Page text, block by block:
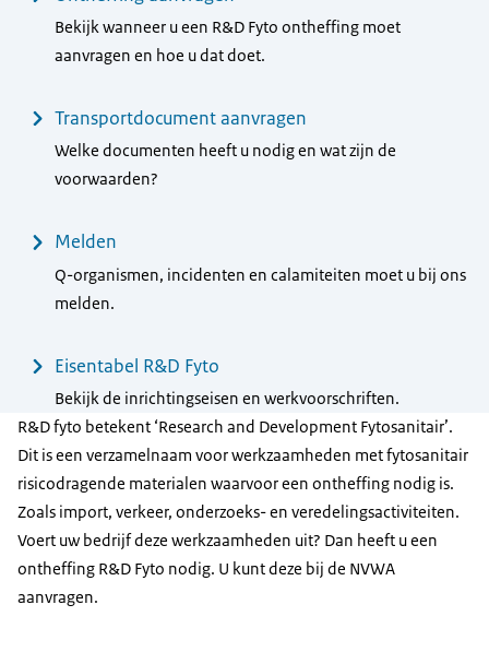
Bekijk wanneer u een R&D Fyto ontheffing moet
aanvragen en hoe u dat doet.
Transportdocument aanvragen
Welke documenten heeft u nodig en wat zijn de
voorwaarden?
Melden
Q-organismen, incidenten en calamiteiten moet u bij ons
melden.
Eisentabel R&D Fyto
Bekijk de inrichtingseisen en werkvoorschriften.
R&D fyto betekent ‘Research and Development Fytosanitair’.
Dit is een verzamelnaam voor werkzaamheden met fytosanitair
risicodragende materialen waarvoor een ontheffing nodig is.
Zoals import, verkeer, onderzoeks- en veredelingsactiviteiten.
Voert uw bedrijf deze werkzaamheden uit? Dan heeft u een
ontheffing R&D Fyto nodig. U kunt deze bij de NVWA
aanvragen.